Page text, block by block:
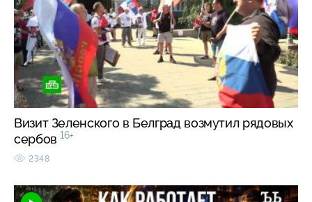
Визит Зеленского в Белград возмутил рядовых
сербов 16+
2348